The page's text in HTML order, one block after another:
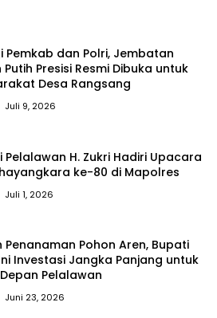
Pemkab dan Polri, Jembatan
Putih Presisi Resmi Dibuka untuk
Desa Rangsang
Juli 9, 2026
Pelalawan H. Zukri Hadiri Upacara
ke-80 di Mapolres
Juli 1, 2026
Penanaman Pohon Aren, Bupati
Investasi Jangka Panjang untuk
Pelalawan
Juni 23, 2026